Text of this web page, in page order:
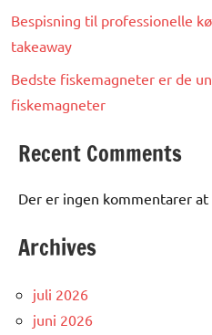
Bespisning til professionelle
takeaway
Bedste fiskemagneter er de
fiskemagneter
Recent Comments
Der er ingen kommentarer at
Archives
juli 2026
juni 2026